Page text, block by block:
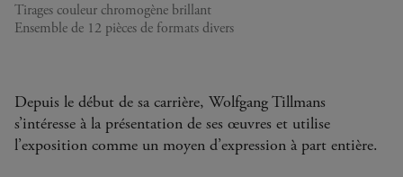
Tirages couleur chromogène brillant
Ensemble de 12 pièces de formats divers
Depuis le début de sa carrière, Wolfgang Tillmans
s’intéresse à la présentation de ses œuvres et utilise
l’exposition comme un moyen d’expression à part entière.